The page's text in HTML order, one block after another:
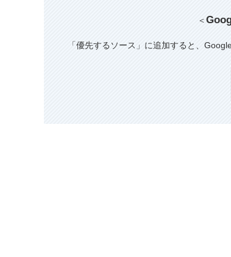
＜
「優先するソース」に追加すると、